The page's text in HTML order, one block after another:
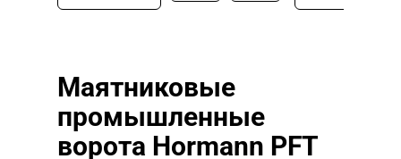
Маятниковые
промышленные
ворота Hormann PFT